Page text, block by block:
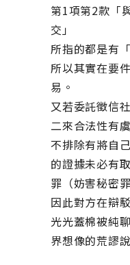
第1項第2款「
交」
所指的都是有
所以其實在要
易。
又若委託徵信
二來合法性有虞
不排除有將自
的證據未必有
罪（妨害秘密
因此對方在辯
光光蓋棉被純
界想像的荒謬